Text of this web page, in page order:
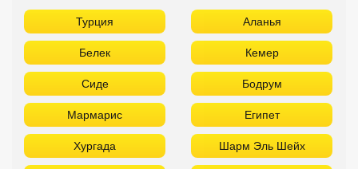
Турция Аланья
Белек Кемер
Сиде Бодрум
Мармарис Египет
Хургада Шарм Эль Шейх